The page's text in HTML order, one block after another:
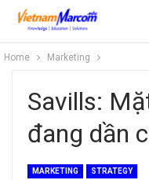
Home Marketing
Savills:
đang dần
MARKETING STRATEGY